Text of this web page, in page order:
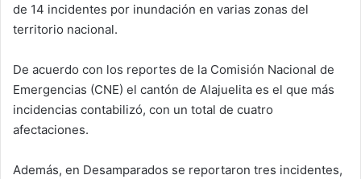
de 14 incidentes por inundación en varias zonas del
territorio nacional.
De acuerdo con los reportes de la Comisión Nacional de
Emergencias (CNE) el cantón de Alajuelita es el que más
incidencias contabilizó, con un total de cuatro
afectaciones.
Además, en Desamparados se reportaron tres incidentes,